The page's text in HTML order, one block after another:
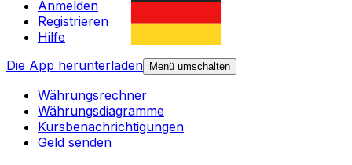
Anmelden
Registrieren
Hilfe
Die App herunterladen
Menü umschalten
Währungsrechner
Währungsdiagramme
Kursbenachrichtigungen
Geld senden